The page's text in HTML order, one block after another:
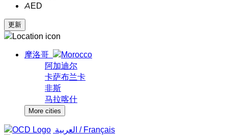
AED
摩洛哥
阿加迪尔
卡萨布兰卡
非斯
马拉喀什
More cities
‏العربية ‏ / Français